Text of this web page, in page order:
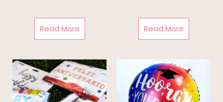
Read More Read More